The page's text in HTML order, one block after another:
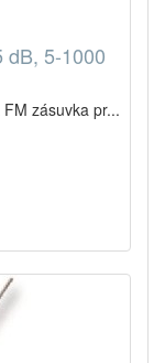
dB, 5-1000
zásuvka pr...